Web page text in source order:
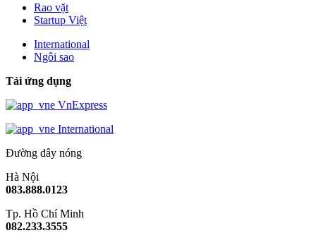
Rao vặt
Startup Việt
International
Ngôi sao
Tải ứng dụng
VnExpress
International
Đường dây nóng
Hà Nội
083.888.0123
Tp. Hồ Chí Minh
082.233.3555